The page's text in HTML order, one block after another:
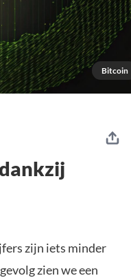
Bitcoin
zijn iets minder
zien we een